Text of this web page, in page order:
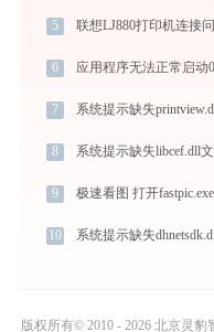
5 联想LJ880打印机连接
6 应用程序无法正常启动
7 系统提示缺失
8 系统提示缺失libcef.dll
9 极速看图 打开
10 系统提示缺失
版权所有© 2010 - 2026 北京灵豹